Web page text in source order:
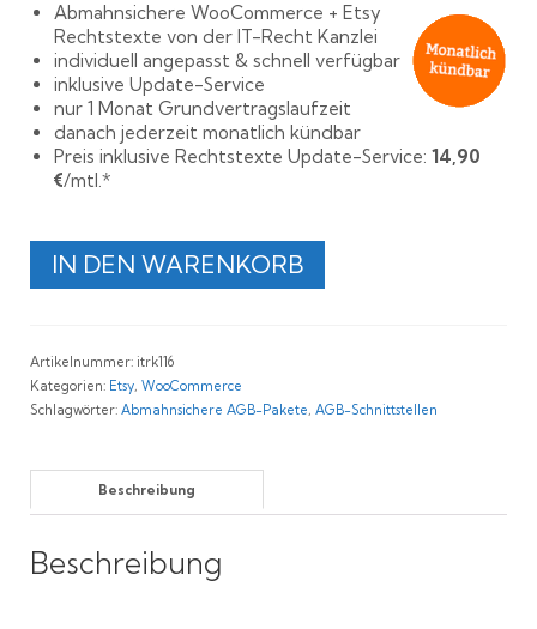
Abmahnsichere WooCommerce + Etsy
Rechtstexte von der IT-Recht Kanzlei
individuell angepasst & schnell verfügbar
inklusive Update-Service
nur 1 Monat Grundvertragslaufzeit
danach jederzeit monatlich kündbar
Preis inklusive Rechtstexte Update-Service: 14,90
€/mtl.*
Rechtssichere
WooCommerce
Menge
IN DEN WARENKORB
Artikelnummer: itrk116
Kategorien: Etsy, WooCommerce
Schlagwörter: Abmahnsichere AGB-Pakete, AGB-Schnittstellen
Beschreibung
Beschreibung